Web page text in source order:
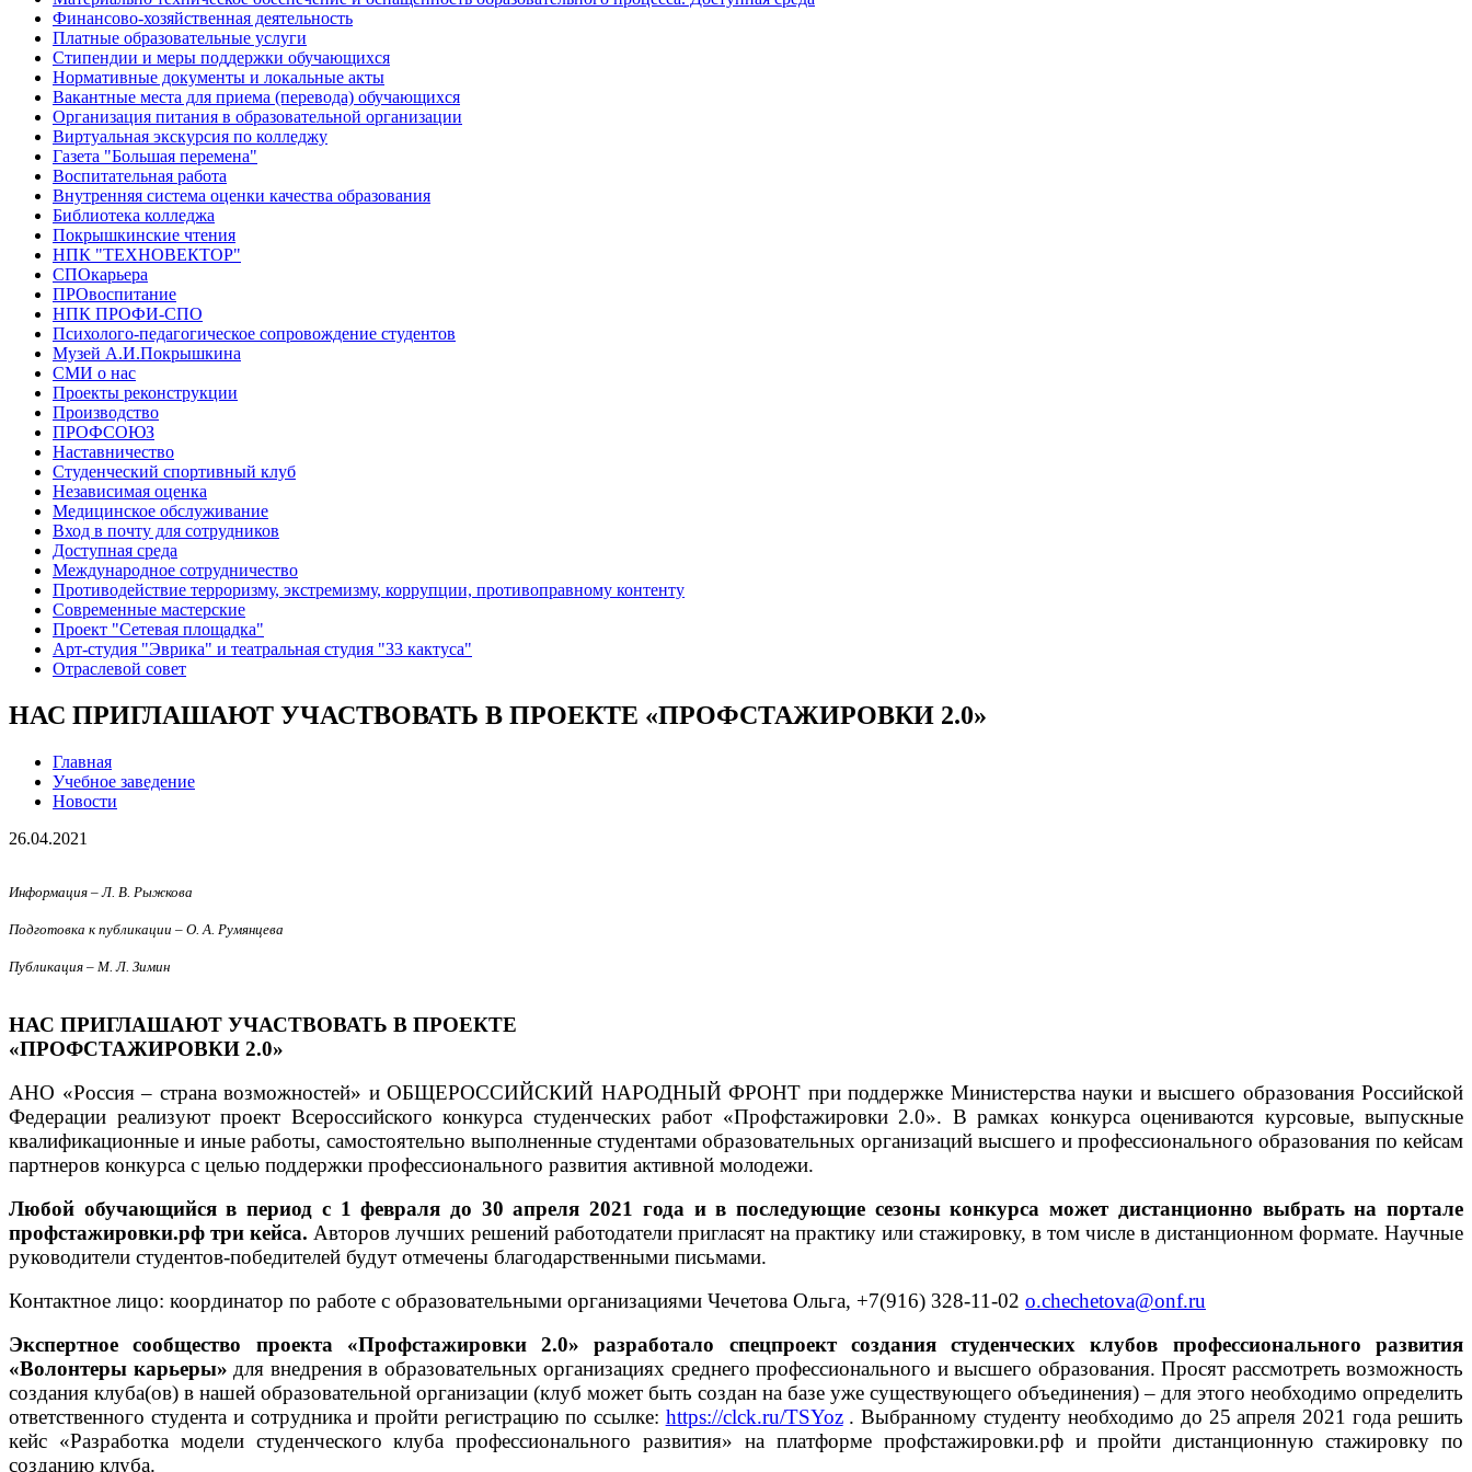
Финансово-хозяйственная деятельность
Платные образовательные услуги
Стипендии и меры поддержки обучающихся
Нормативные документы и локальные акты
Вакантные места для приема (перевода) обучающихся
Организация питания в образовательной организации
Виртуальная экскурсия по колледжу
Газета "Большая перемена"
Воспитательная работа
Внутренняя система оценки качества образования
Библиотека колледжа
Покрышкинские чтения
НПК "ТЕХНОВЕКТОР"
СПОкарьера
ПРОвоспитание
НПК ПРОФИ-СПО
Психолого-педагогическое сопровождение студентов
Музей А.И.Покрышкина
СМИ о нас
Проекты реконструкции
Производство
ПРОФСОЮЗ
Наставничество
Студенческий спортивный клуб
Независимая оценка
Медицинское обслуживание
Вход в почту для сотрудников
Доступная среда
Международное сотрудничество
Противодействие терроризму, экстремизму, коррупции, противоправному контенту
Современные мастерские
Проект "Сетевая площадка"
Арт-студия "Эврика" и театральная студия "33 кактуса"
Отраслевой совет
НАС ПРИГЛАШАЮТ УЧАСТВОВАТЬ В ПРОЕКТЕ «ПРОФСТАЖИРОВКИ 2.0»
Главная
Учебное заведение
Новости
26.04.2021
Информация – Л. В. Рыжкова
Подготовка к публикации – О. А. Румянцева
Публикация – М. Л. Зимин
НАС ПРИГЛАШАЮТ УЧАСТВОВАТЬ В ПРОЕКТЕ
«ПРОФСТАЖИРОВКИ 2.0»
АНО «Россия – страна возможностей» и ОБЩЕРОССИЙСКИЙ НАРОДНЫЙ ФРОНТ при поддержке Министерства науки и высшего образования Российской
Федерации реализуют проект Всероссийского конкурса студенческих работ «Профстажировки 2.0». В рамках конкурса оцениваются курсовые, выпускные
квалификационные и иные работы, самостоятельно выполненные студентами образовательных организаций высшего и профессионального образования по кейсам
партнеров конкурса с целью поддержки профессионального развития активной молодежи.
Любой обучающийся в период с 1 февраля до 30 апреля 2021 года и в последующие сезоны конкурса может дистанционно выбрать на портале
профстажировки.рф три кейса. Авторов лучших решений работодатели пригласят на практику или стажировку, в том числе в дистанционном формате. Научные
руководители студентов-победителей будут отмечены благодарственными письмами.
Контактное лицо: координатор по работе с образовательными организациями Чечетова Ольга, +7(916) 328-11-02 o.chechetova@onf.ru
Экспертное сообщество проекта «Профстажировки 2.0» разработало спецпроект создания студенческих клубов профессионального развития
«Волонтеры карьеры» для внедрения в образовательных организациях среднего профессионального и высшего образования. Просят рассмотреть возможность
создания клуба(ов) в нашей образовательной организации (клуб может быть создан на базе уже существующего объединения) – для этого необходимо определить
ответственного студента и сотрудника и пройти регистрацию по ссылке: https://clck.ru/TSYoz. Выбранному студенту необходимо до 25 апреля 2021 года решить
кейс «Разработка модели студенческого клуба профессионального развития» на платформе профстажировки.рф и пройти дистанционную стажировку по
созданию клуба.